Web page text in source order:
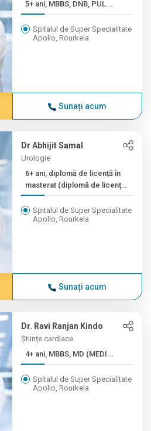
5+ ani, MBBS, DNB, PUL...
Spitalul de Super Specialitate
Apollo, Rourkela
Sunați acum
Dr Abhijit Samal
Urologie
6+ ani, diplomă de licență în
masterat (diplomă de licență
în medicină), master (diplomă
de masterat în ginecologie...)
Spitalul de Super Specialitate
Apollo, Rourkela
Sunați acum
Dr. Ravi Ranjan Kindo
Științe cardiace
4+ ani, MBBS, MD (MEDI...
Spitalul de Super Specialitate
Apollo, Rourkela